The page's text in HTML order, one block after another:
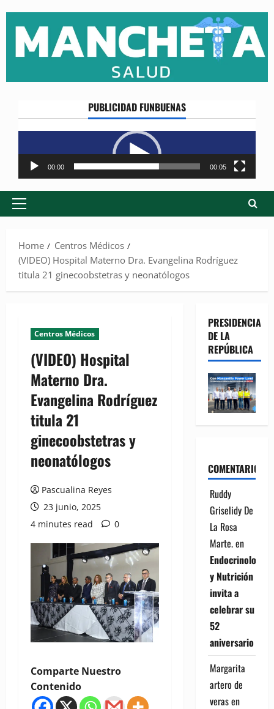
content
PUBLICIDAD FUNBUENAS
Reproductor
de
vídeo
00:00 00:05
Primary
Home
Centros Médicos
(VIDEO) Hospital Materno Dra. Evangelina Rodríguez
titula 21 ginecoobstetras y neonatólogos
Centros Médicos
(VIDEO) Hospital
Materno Dra.
Evangelina Rodríguez
titula 21
ginecoobstetras y
neonatólogos
Pascualina Reyes
23 junio, 2025
4 minutes read
0
Comparte Nuestro
Contenido
PRESIDENCIA
DE LA
REPÚBLICA
COMENTARIOS
Ruddy
Griselidy De
La Rosa
Marte.en
Endocrinología
y Nutrición
invita a
celebrar su
52
aniversario
Margarita
artero de
verasen